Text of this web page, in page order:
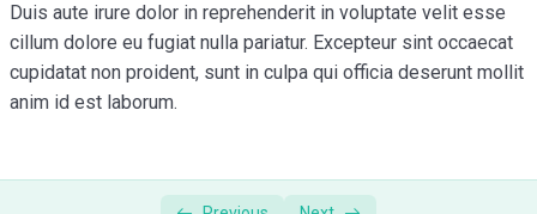
Variables
Data Types 00:01:00
Duis aute irure dolor in reprehenderit in voluptate velit esse
cillum dolore eu fugiat nulla pariatur. Excepteur sint occaecat
cupidatat non proident, sunt in culpa qui officia deserunt mollit
anim id est laborum.
Remember me Lost your password?